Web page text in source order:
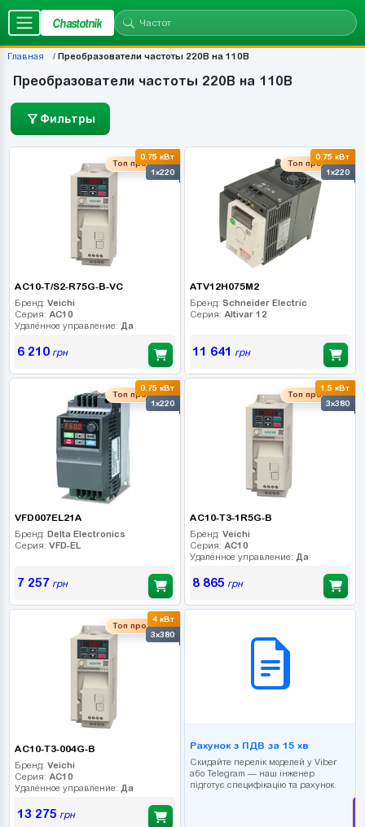
Chastotnik
Главная Преобразователи частоты 220В на 110В
Преобразователи частоты 220В на 110В
Фильтры
0.75 кВт
1x220
Топ продаж
AC10-T/S2-R75G-B-VC
Бренд: Veichi
Серия: AC10
Удалённое управление: Да
6 210грн
0.75 кВт
1x220
Топ продаж
ATV12H075M2
Бренд: Schneider Electric
Серия: Altivar 12
11 641 грн
0.75 кВт
1x220
Топ продаж
VFD007EL21A
Бренд: Delta Electronics
Серия: VFD-EL
7 257 грн
1.5 кВт
3x380
Топ продаж
AC10-T3-1R5G-B
Бренд: Veichi
Серия: AC10
Удалённое управление: Да
8 865 грн
4 кВт
3x380
Топ продаж
AC10-T3-004G-B
Бренд: Veichi
Серия: AC10
Удалённое управление: Да
13 275 грн
Рахунок з ПДВ за 15 хв
Скидайте перелік моделей у Viber
або Telegram — наш інженер
підготує специфікацію та рахунок.